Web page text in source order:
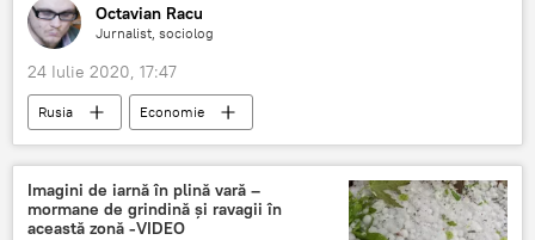
Octavian Racu
Jurnalist, sociolog
24 Iulie 2020, 17:47
Rusia
Economie
Organizația Mondială a Comerțului
Imagini de iarnă în plină vară –
mormane de grindină şi ravagii în
această zonă -VIDEO